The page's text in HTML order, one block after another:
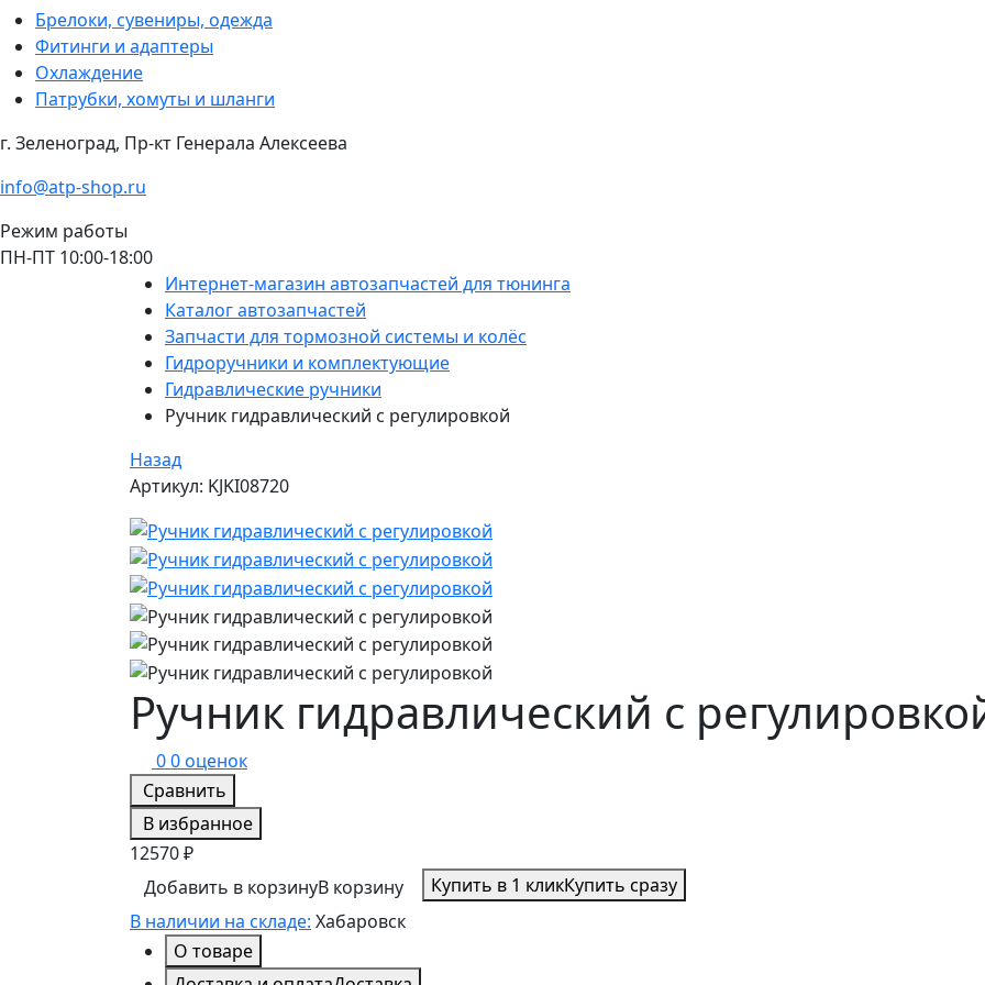
Брелоки, сувениры, одежда
Фитинги и адаптеры
Охлаждение
Патрубки, хомуты и шланги
г. Зеленоград, Пр-кт Генерала Алексеева
info@atp-shop.ru
Режим работы
ПН-ПТ 10:00-18:00
Интернет-магазин автозапчастей для тюнинга
Каталог автозапчастей
Запчасти для тормозной системы и колёс
Гидроручники и комплектующие
Гидравлические ручники
Ручник гидравлический с регулировкой
Назад
Артикул: KJKI08720
Ручник гидравлический с
00 оценок
Сравнить
В избранное
12570 ₽
Добавить в корзинуВ корзину Купить в 1 кликКупить сразу
В наличии на складе: Хабаровск
О товаре